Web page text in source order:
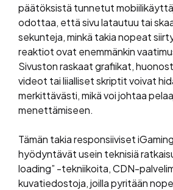
päätöksistä tunnetut
odottaa, että sivu latautuu tai
sekunteja, minkä takia nopeat
reaktiot ovat enemmänkin
Sivuston raskaat grafiikat,
videot tai liialliset skriptit voivat
merkittävästi, mikä voi johtaa
menettämiseen.
Tämän takia responsiiviset
hyödyntävät usein teknisiä
loading” -tekniikoita, CDN-
kuvatiedostoja, joilla pyritään